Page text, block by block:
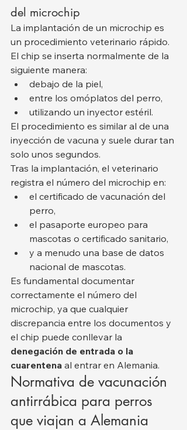
del microchip
La implantación de un microchip es
un procedimiento veterinario rápido.
El chip se inserta normalmente de la
siguiente manera:
debajo de la piel,
entre los omóplatos del perro,
utilizando un inyector estéril.
El procedimiento es similar al de una
inyección de vacuna y suele durar tan
solo unos segundos.
Tras la implantación, el veterinario
registra el número del microchip en:
el certificado de vacunación del
perro,
el pasaporte europeo para
mascotas o certificado sanitario,
y a menudo una base de datos
nacional de mascotas.
Es fundamental documentar
correctamente el número del
microchip, ya que cualquier
discrepancia entre los documentos y
el chip puede conllevar la
denegación de entrada o la
cuarentena al entrar en Alemania.
Normativa de vacunación
antirrábica para perros
que viajan a Alemania